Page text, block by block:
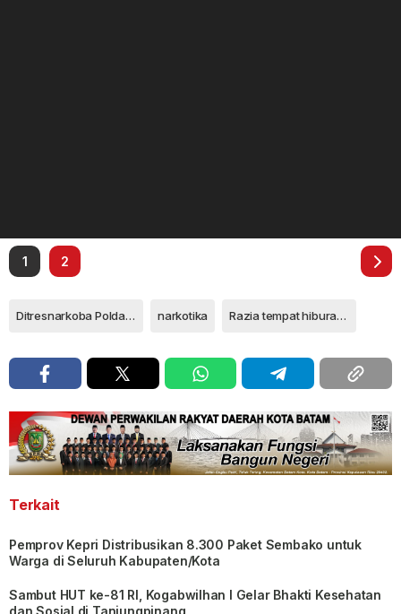
1 2
Ditresnarkoba Polda Kepri narkotika Razia tempat hiburan malam
Terkait
Pemprov Kepri Distribusikan 8.300 Paket Sembako untuk
Warga di Seluruh Kabupaten/Kota
Sambut HUT ke-81 RI, Kogabwilhan I Gelar Bhakti Kesehatan
dan Sosial di Tanjungpinang